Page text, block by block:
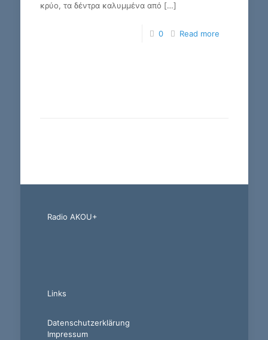
κρύο, τα δέντρα καλυμμένα από […]
0 Read more
Radio AKOU+
Links
Datenschutzerklärung
Impressum